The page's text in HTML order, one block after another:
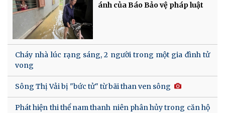
ánh của Báo Bảo vệ pháp luật
Cháy nhà lúc rạng sáng, 2 người trong một gia đình tử
vong
Sông Thị Vải bị "bức tử" từ bãi than ven sông
Phát hiện thi thể nam thanh niên phân hủy trong căn hộ